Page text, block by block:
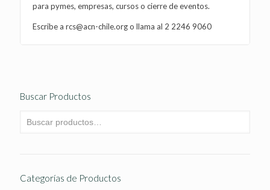
para pymes, empresas, cursos o cierre de eventos.
Escribe a rcs@acn-chile.org o llama al 2 2246 9060
Buscar Productos
Categorías de Productos